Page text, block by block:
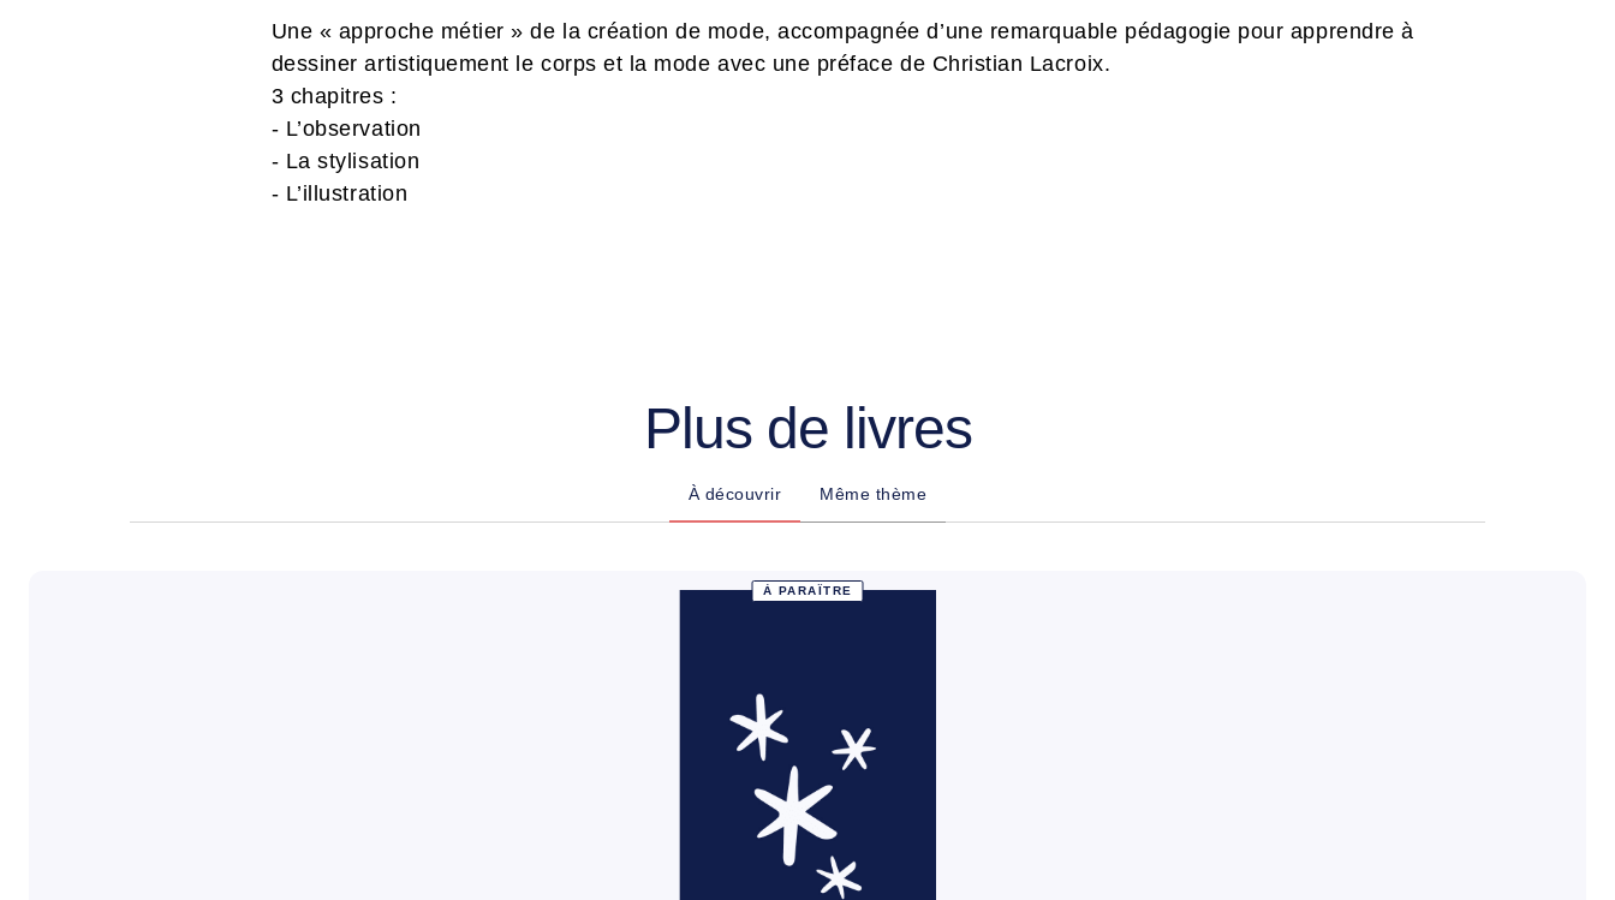
Une « approche métier » de la création de mode, accompagnée d’une remarquable pédagogie pour apprendre à
dessiner artistiquement le corps et la mode avec une préface de Christian Lacroix.
3 chapitres :
- L’observation
- La stylisation
- L’illustration
Plus de livres
À découvrir Même thème
À PARAÎTRE